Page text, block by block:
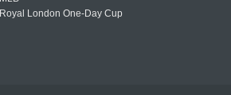
Royal London One-Day Cup